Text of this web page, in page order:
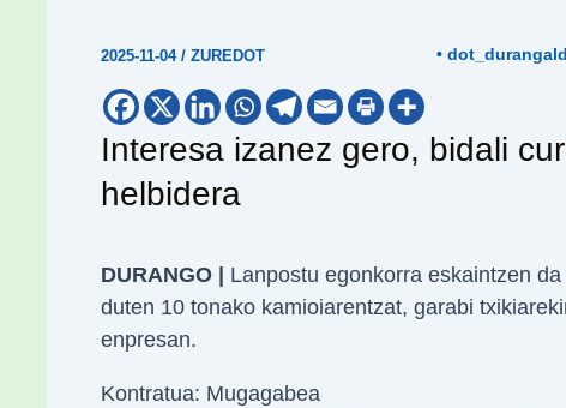
2025-11-04 / ZUREDOT •
Interesa izanez gero, bidali
helbidera
DURANGO |
Lanpostu egonkorra eskaintzen
duten 10 tonako kamioiarentzat, garabi
enpresan.
Kontratua: Mugagabea